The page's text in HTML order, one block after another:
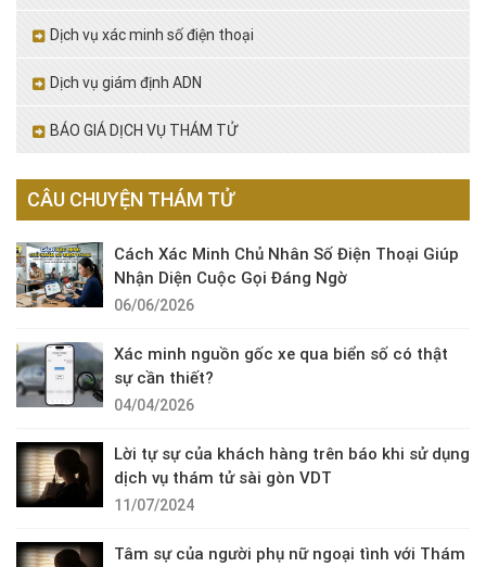
Dịch vụ xác minh số điện thoại
Dịch vụ giám định ADN
BÁO GIÁ DỊCH VỤ THÁM TỬ
CÂU CHUYỆN THÁM TỬ
Cách Xác Minh Chủ Nhân Số Điện Thoại Giúp
Nhận Diện Cuộc Gọi Đáng Ngờ
06/06/2026
Xác minh nguồn gốc xe qua biển số có thật
sự cần thiết?
04/04/2026
Lời tự sự của khách hàng trên báo khi sử dụng
dịch vụ thám tử sài gòn VDT
11/07/2024
Tâm sự của người phụ nữ ngoại tình với Thám